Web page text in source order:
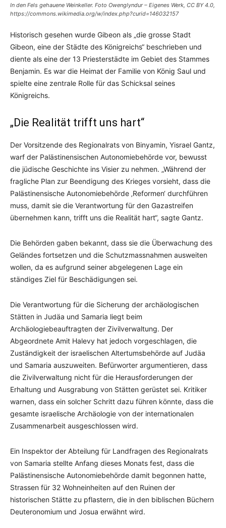
In den Fels gehauene Weinkeller. Foto Owenglyndur – Eigenes Werk, CC BY 4.0,
https://commons.wikimedia.org/w/index.php?curid=146032157
Historisch gesehen wurde Gibeon als „die grosse Stadt
Gibeon, eine der Städte des Königreichs“ beschrieben und
diente als eine der 13 Priesterstädte im Gebiet des Stammes
Benjamin. Es war die Heimat der Familie von König Saul und
spielte eine zentrale Rolle für das Schicksal seines
Königreichs.
„Die Realität trifft uns hart“
Der Vorsitzende des Regionalrats von Binyamin, Yisrael Gantz,
warf der Palästinensischen Autonomiebehörde vor, bewusst
die jüdische Geschichte ins Visier zu nehmen. „Während der
fragliche Plan zur Beendigung des Krieges vorsieht, dass die
Palästinensische Autonomiebehörde ‚Reformen‘ durchführen
muss, damit sie die Verantwortung für den Gazastreifen
übernehmen kann, trifft uns die Realität hart“, sagte Gantz.
Die Behörden gaben bekannt, dass sie die Überwachung des
Geländes fortsetzen und die Schutzmassnahmen ausweiten
wollen, da es aufgrund seiner abgelegenen Lage ein
ständiges Ziel für Beschädigungen sei.
Die Verantwortung für die Sicherung der archäologischen
Stätten in Judäa und Samaria liegt beim
Archäologiebeauftragten der Zivilverwaltung. Der
Abgeordnete Amit Halevy hat jedoch vorgeschlagen, die
Zuständigkeit der israelischen Altertumsbehörde auf Judäa
und Samaria auszuweiten. Befürworter argumentieren, dass
die Zivilverwaltung nicht für die Herausforderungen der
Erhaltung und Ausgrabung von Stätten gerüstet sei. Kritiker
warnen, dass ein solcher Schritt dazu führen könnte, dass die
gesamte israelische Archäologie von der internationalen
Zusammenarbeit ausgeschlossen wird.
Ein Inspektor der Abteilung für Landfragen des Regionalrats
von Samaria stellte Anfang dieses Monats fest, dass die
Palästinensische Autonomiebehörde damit begonnen hatte,
Strassen für 32 Wohneinheiten auf den Ruinen der
historischen Stätte zu pflastern, die in den biblischen Büchern
Deuteronomium und Josua erwähnt wird.